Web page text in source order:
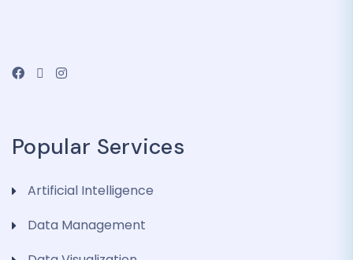
Popular Services
Artificial Intelligence
Data Management